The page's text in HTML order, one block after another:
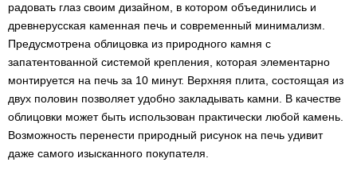
радовать глаз своим дизайном, в котором объединились и
древнерусская каменная печь и современный минимализм.
Предусмотрена облицовка из природного камня с
запатентованной системой крепления, которая элементарно
монтируется на печь за 10 минут. Верхняя плита, состоящая из
двух половин позволяет удобно закладывать камни. В качестве
облицовки может быть использован практически любой камень.
Возможность перенести природный рисунок на печь удивит
даже самого изысканного покупателя.